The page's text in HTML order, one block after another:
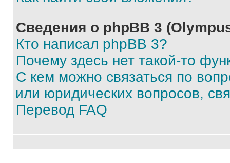
Сведения о phpBB 3
Кто написал phpBB 3?
Почему здесь нет такой-то
С кем можно связаться по
или юридических вопросов,
Перевод FAQ